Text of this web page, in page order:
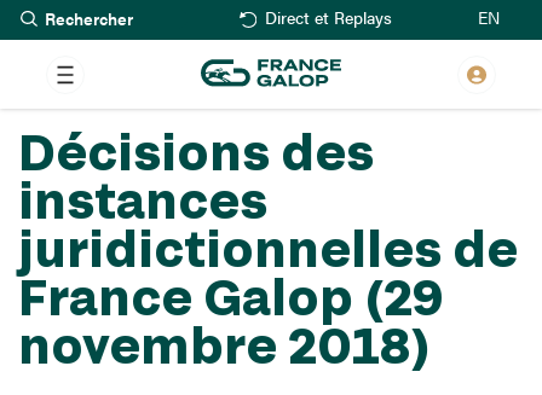
Aller
au
contenu
principal
Rechercher Direct et Replays EN
Décisions des
instances
juridictionnelles de
France Galop (29
novembre 2018)